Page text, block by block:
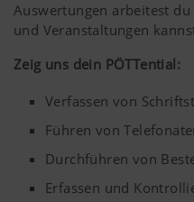
Auswertungen arbeitest
und Veranstaltungen
Zeig uns dein PÖTTential:
Verfassen von
Führen von
Durchführen von
Erfassen und